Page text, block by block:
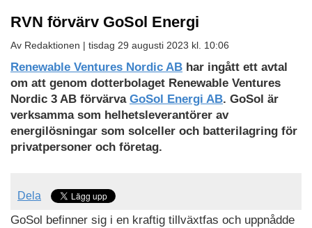
RVN förvärv GoSol Energi
Av Redaktionen | tisdag 29 augusti 2023 kl. 10:06
Renewable Ventures Nordic AB har ingått ett avtal
om att genom dotterbolaget Renewable Ventures
Nordic 3 AB förvärva GoSol Energi AB. GoSol är
verksamma som helhetsleverantörer av
energilösningar som solceller och batterilagring för
privatpersoner och företag.
Dela
GoSol befinner sig i en kraftig tillväxtfas och uppnådde